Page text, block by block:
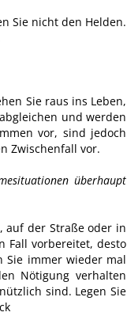
Sie nicht den Helden.
Sie raus ins Leben,
und werden
vor, sind jedoch
Zwischenfall vor.
überhaupt
auf der Straße oder in
Fall vorbereitet, desto
Sie immer wieder mal
Nötigung verhalten
sind. Legen Sie